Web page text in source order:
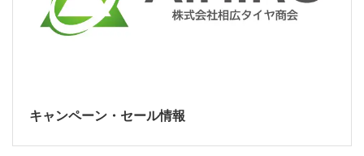
キャンペーン・セール情報